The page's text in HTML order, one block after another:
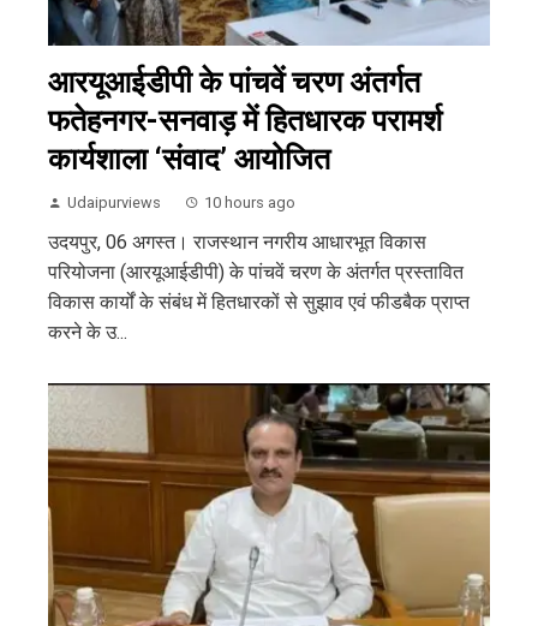
आरयूआईडीपी के पांचवें चरण अंतर्गत
फतेहनगर-सनवाड़ में हितधारक परामर्श
कार्यशाला ‘संवाद’ आयोजित
Udaipurviews 10 hours ago
उदयपुर, 06 अगस्त। राजस्थान नगरीय आधारभूत विकास
परियोजना (आरयूआईडीपी) के पांचवें चरण के अंतर्गत प्रस्तावित
विकास कार्यों के संबंध में हितधारकों से सुझाव एवं फीडबैक प्राप्त
करने के उ...